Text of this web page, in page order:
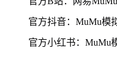
官方抖音：MuMu模
官方小红书：MuMu